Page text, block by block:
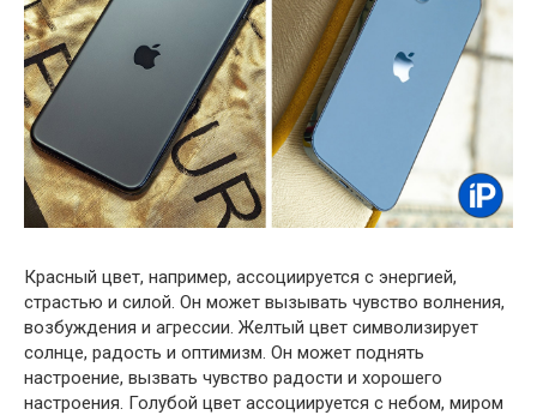
Красный цвет, например, ассоциируется с энергией,
страстью и силой. Он может вызывать чувство волнения,
возбуждения и агрессии. Желтый цвет символизирует
солнце, радость и оптимизм. Он может поднять
настроение, вызвать чувство радости и хорошего
настроения. Голубой цвет ассоциируется с небом, миром